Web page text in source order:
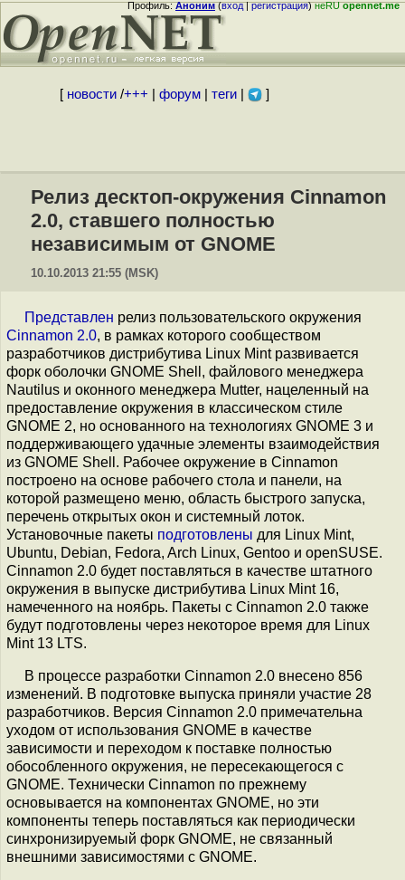
Профиль:Аноним(вход|регистрация)неRUopennet.me
[ новости/+++ форум| теги| ]
Релиз десктоп-окружения Cinnamon
2.0, ставшего полностью
независимым от GNOME
10.10.2013 21:55 (MSK)
Представлен релиз пользовательского окружения
Cinnamon 2.0, в рамках которого сообществом
разработчиков дистрибутива Linux Mint развивается
форк оболочки GNOME Shell, файлового менеджера
Nautilus и оконного менеджера Mutter, нацеленный на
предоставление окружения в классическом стиле
GNOME 2, но основанного на технологиях GNOME 3 и
поддерживающего удачные элементы взаимодействия
из GNOME Shell. Рабочее окружение в Cinnamon
построено на основе рабочего стола и панели, на
которой размещено меню, область быстрого запуска,
перечень открытых окон и системный лоток.
Установочные пакеты подготовлены для Linux Mint,
Ubuntu, Debian, Fedora, Arch Linux, Gentoo и openSUSE.
Cinnamon 2.0 будет поставляться в качестве штатного
окружения в выпуске дистрибутива Linux Mint 16,
намеченного на ноябрь. Пакеты с Cinnamon 2.0 также
будут подготовлены через некоторое время для Linux
Mint 13 LTS.
В процессе разработки Cinnamon 2.0 внесено 856
изменений. В подготовке выпуска приняли участие 28
разработчиков. Версия Cinnamon 2.0 примечательна
уходом от использования GNOME в качестве
зависимости и переходом к поставке полностью
обособленного окружения, не пересекающегося с
GNOME. Технически Cinnamon по прежнему
основывается на компонентах GNOME, но эти
компоненты теперь поставляться как периодически
синхронизируемый форк GNOME, не связанный
внешними зависимостями с GNOME.